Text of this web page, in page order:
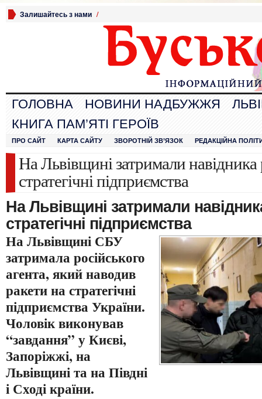
Залишайтесь з нами /
ГОЛОВНА НОВИНИ НАДБУЖЖЯ
КНИГА ПАМ’ЯТІ ГЕРОЇВ
ПРО САЙТ КАРТА САЙТУ ЗВОРОТНІЙ ЗВ’ЯЗОК РЕДАКЦІЙНА
На Львівщині затримали навідника
стратегічні підприємства
На Львівщині затримали
стратегічні підприємства
На Львівщині СБУ
затримала російського
агента, який наводив
ракети на стратегічні
підприємства України.
Чоловік виконував
“завдання” у Києві,
Запоріжжі, на
Львівщині та на Півдні
і Сході країни.